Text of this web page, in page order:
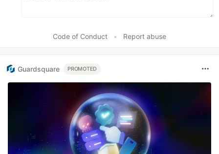
Code of Conduct • Report abuse
Guardsquare PROMOTED